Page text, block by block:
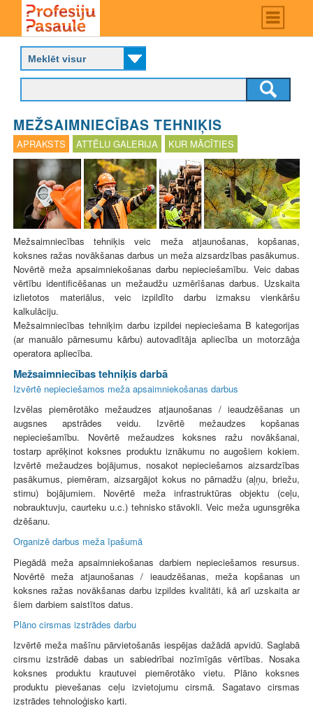
main
content
Main
menu
P
o
f
e
i
j
u
p
a
u
l
e
MEŽSAIMNIECĪBAS TEHNIĶIS
APRAKSTS ATTĒLU GALERIJA KUR MĀCĪTIES
Mežsaimniecības tehniķis veic meža atjaunošanas, kopšanas,
koksnes ražas novākšanas darbus un meža aizsardzības pasākumus.
Novērtē meža apsaimniekošanas darbu nepieciešamību. Veic dabas
vērtību identificēšanas un mežaudžu uzmērīšanas darbus. Uzskaita
izlietotos materiālus, veic izpildīto darbu izmaksu vienkāršu
kalkulāciju.
Mežsaimniecības tehniķim darbu izpildei nepieciešama B kategorijas
(ar manuālo pārnesumu kārbu) autovadītāja apliecība un motorzāģa
operatora apliecība.
Mežsaimniecības tehniķis darbā
Izvērtē nepieciešamos meža apsaimniekošanas darbus
Izvēlas piemērotāko mežaudzes atjaunošanas / ieaudzēšanas un
augsnes apstrādes veidu. Izvērtē mežaudzes kopšanas
nepieciešamību. Novērtē mežaudzes koksnes ražu novākšanai,
tostarp aprēķinot koksnes produktu iznākumu no augošiem kokiem.
Izvērtē mežaudzes bojājumus, nosakot nepieciešamos aizsardzības
pasākumus, piemēram, aizsargājot kokus no pārnadžu (aļņu, briežu,
stirnu) bojājumiem. Novērtē meža infrastruktūras objektu (ceļu,
nobrauktuvju, caurteku u.c.) tehnisko stāvokli. Veic meža ugunsgrēka
dzēšanu.
Organizē darbus meža īpašumā
Piegādā meža apsaimniekošanas darbiem nepieciešamos resursus.
Novērtē meža atjaunošanas / ieaudzēšanas, meža kopšanas un
koksnes ražas novākšanas darbu izpildes kvalitāti, kā arī uzskaita ar
šiem darbiem saistītos datus.
Plāno cirsmas izstrādes darbu
Izvērtē meža mašīnu pārvietošanās iespējas dažādā apvidū. Saglabā
cirsmu izstrādē dabas un sabiedrībai nozīmīgās vērtības. Nosaka
koksnes produktu krautuvei piemērotāko vietu. Plāno koksnes
produktu pievešanas ceļu izvietojumu cirsmā. Sagatavo cirsmas
izstrādes tehnoloģisko karti.